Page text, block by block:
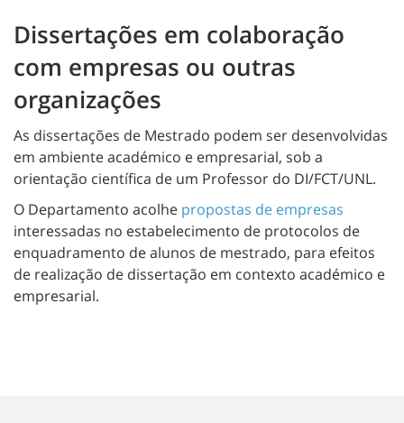
Dissertações em colaboração
com empresas ou outras
organizações
As dissertações de Mestrado podem ser desenvolvidas
em ambiente académico e empresarial, sob a
orientação científica de um Professor do DI/FCT/UNL.
O Departamento acolhe propostas de empresas
interessadas no estabelecimento de protocolos de
enquadramento de alunos de mestrado, para efeitos
de realização de dissertação em contexto académico e
empresarial.